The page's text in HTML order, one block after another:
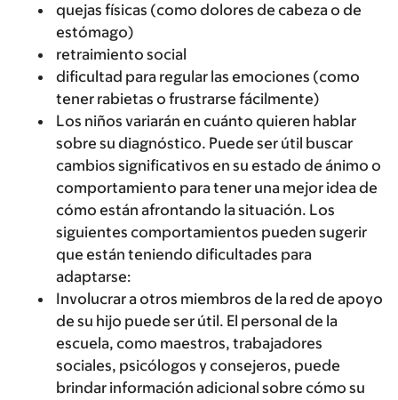
quejas físicas (como dolores de cabeza o de
estómago)
retraimiento social
dificultad para regular las emociones (como
tener rabietas o frustrarse fácilmente)
Los niños variarán en cuánto quieren hablar
sobre su diagnóstico. Puede ser útil buscar
cambios significativos en su estado de ánimo o
comportamiento para tener una mejor idea de
cómo están afrontando la situación. Los
siguientes comportamientos pueden sugerir
que están teniendo dificultades para
adaptarse:
Involucrar a otros miembros de la red de apoyo
de su hijo puede ser útil. El personal de la
escuela, como maestros, trabajadores
sociales, psicólogos y consejeros, puede
brindar información adicional sobre cómo su